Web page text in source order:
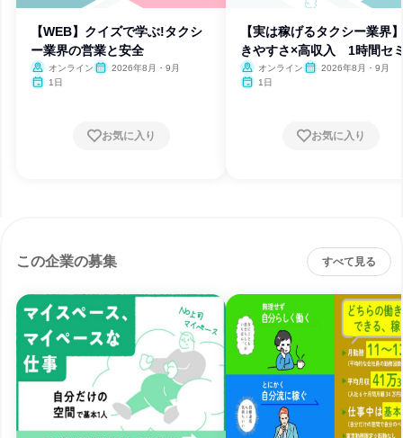
【WEB】クイズで学ぶ!タクシ
ー業界の営業と安全
オンライン
2026年8月・9月
1日
お気に入り
【実は稼げるタクシー業界
きやすさ×高収入 1時間セ
ー
オンライン
2026年8月・9月
1日
お気に入り
この企業の募集 すべて見る